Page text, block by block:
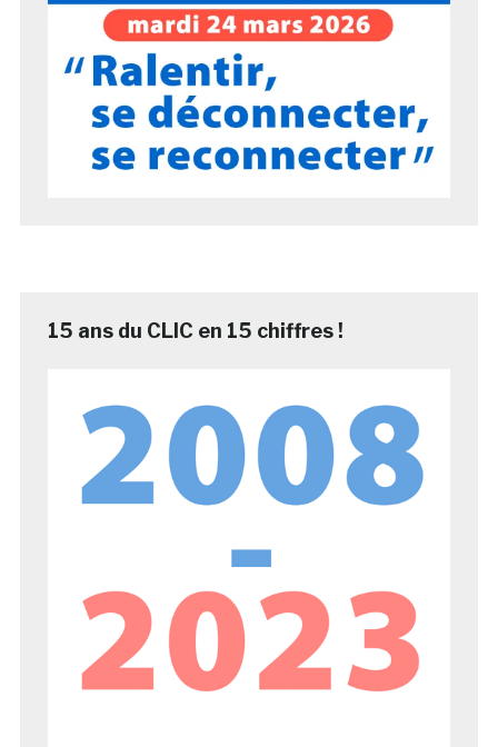
15 ans du CLIC en 15 chiffres !